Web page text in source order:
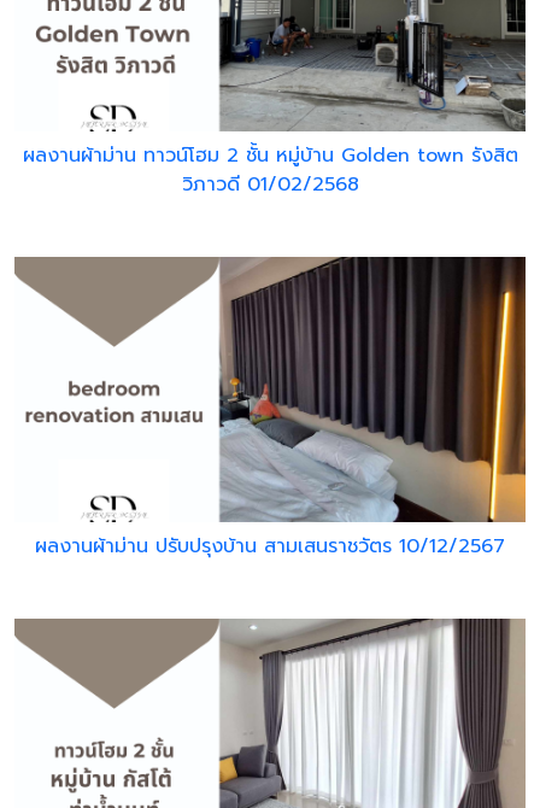
ผลงานผ้าม่าน ทาวน์โฮม 2 ชั้น หมู่บ้าน Golden town รังสิต
วิภาวดี 01/02/2568
ผลงานผ้าม่าน ปรับปรุงบ้าน สามเสนราชวัตร 10/12/2567